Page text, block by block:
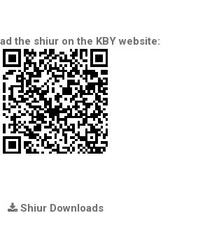
the shiur on the KBY website:
Shiur Downloads